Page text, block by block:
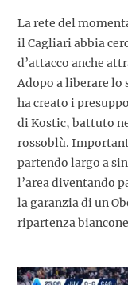
La rete del
il Cagliari abbia
d’attacco anche
Adopo a liberare lo
ha creato i
di Kostic, battuto
rossoblù.
partendo largo a
l’area diventando
la garanzia di un
ripartenza